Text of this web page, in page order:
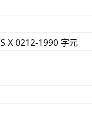
X 0212-1990 字元